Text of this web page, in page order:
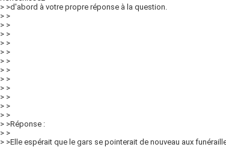
> >d'abord à votre propre réponse à la question.
> >
> >
> >
> >
> >
> >
> >
> >
> >
> >
> >
> >
> >Réponse :
> >
> >Elle espérait que le gars se pointerait de nouveau aux